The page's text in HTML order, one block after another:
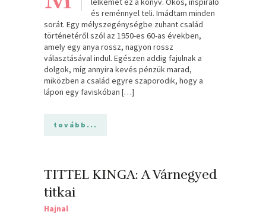
és reménnyel teli. Imádtam minden
sorát. Egy mélyszegénységbe zuhant család
történetéről szól az 1950-es 60-as években,
amely egy anya rossz, nagyon rossz
választásával indul. Egészen addig fajulnak a
dolgok, míg annyira kevés pénzük marad,
miközben a család egyre szaporodik, hogy a
lápon egy faviskóban […]
tovább...
TITTEL KINGA: A Várnegyed
titkai
Hajnal